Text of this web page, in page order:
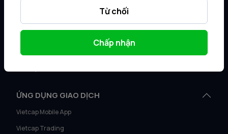
Vietcap IQ
Vietcap Academy
ỨNG DỤNG GIAO DỊCH
Vietcap Mobile App
Vietcap Trading
Từ chối
Chấp nhận